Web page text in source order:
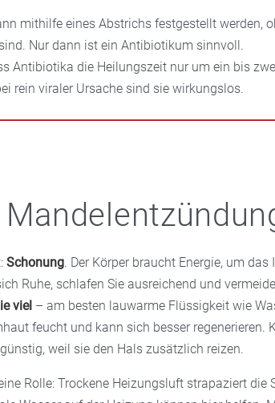
mithilfe eines Abstrichs festgestellt werden,
Nur dann ist ein Antibiotikum sinnvoll.
Antibiotika die Heilungszeit nur um ein bis
rein viraler Ursache sind sie wirkungslos.
Schonung. Der Körper braucht Energie, um
Ruhe, schlafen Sie ausreichend und
viel – am besten lauwarme Flüssigkeit wie
feucht und kann sich besser regenerieren.
weil sie den Hals zusätzlich reizen.
Rolle: Trockene Heizungsluft strapaziert die